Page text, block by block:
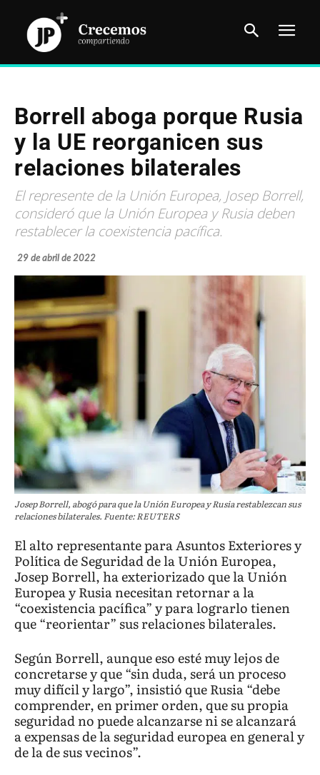
Borrell aboga porque Rusia
y la UE reorganicen sus
relaciones bilaterales
El represente de la Unión Europea, Josep Borrell,
consideró que la Unión Europea y Rusia deben
restablecer la coexistencia pacífica.
29 de abril de 2022
Josep Borrell, abogó para que la Unión Europea y Rusia restablezcan sus
relaciones bilaterales. Fuente: REUTERS
El alto representante para Asuntos Exteriores y
Política de Seguridad de la Unión Europea,
Josep Borrell, ha exteriorizado que la Unión
Europea y Rusia necesitan retornar a la
“coexistencia pacífica” y para lograrlo tienen
que “reorientar” sus relaciones bilaterales.
Según Borrell, aunque eso esté muy lejos de
concretarse y que “sin duda, será un proceso
muy difícil y largo”, insistió que Rusia “debe
comprender, en primer orden, que su propia
seguridad no puede alcanzarse ni se alcanzará
a expensas de la seguridad europea en general y
de la de sus vecinos”.